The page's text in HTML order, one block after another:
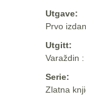
Utgave:
Prvo
Utgitt:
Varaždin
Serie:
Zlatna